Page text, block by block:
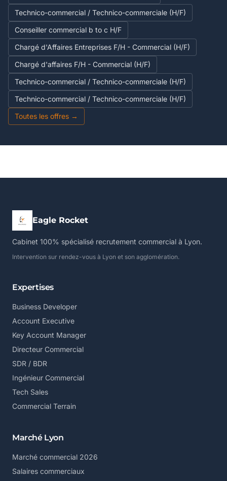
Technico-commercial / Technico-commerciale (H/F)
Conseiller commercial b to c H/F
Chargé d'Affaires Entreprises F/H - Commercial (H/F)
Chargé d'affaires F/H - Commercial (H/F)
Technico-commercial / Technico-commerciale (H/F)
Technico-commercial / Technico-commerciale (H/F)
Toutes les offres →
Eagle Rocket
Cabinet 100% spécialisé recrutement commercial à Lyon.
Intervention sur rendez-vous à Lyon et son agglomération.
Expertises
Business Developer
Account Executive
Key Account Manager
Directeur Commercial
SDR / BDR
Ingénieur Commercial
Tech Sales
Commercial Terrain
Marché Lyon
Marché commercial 2026
Salaires commerciaux